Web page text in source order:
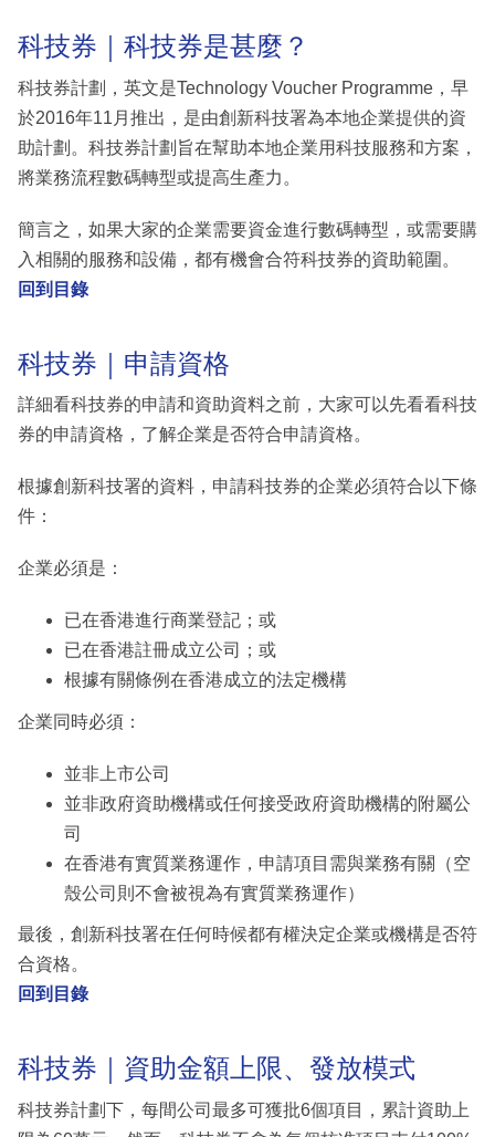
科技券｜科技券是甚麼？
科技券計劃，英文是Technology Voucher Programme，早
於2016年11月推出，是由創新科技署為本地企業提供的資
助計劃。科技券計劃旨在幫助本地企業用科技服務和方案，
將業務流程數碼轉型或提高生產力。
簡言之，如果大家的企業需要資金進行數碼轉型，或需要購
入相關的服務和設備，都有機會合符科技券的資助範圍。
回到目錄
科技券｜申請資格
詳細看科技券的申請和資助資料之前，大家可以先看看科技
券的申請資格，了解企業是否符合申請資格。
根據創新科技署的資料，申請科技券的企業必須符合以下條
件：
企業必須是：
已在香港進行商業登記；或
已在香港註冊成立公司；或
根據有關條例在香港成立的法定機構
企業同時必須：
並非上市公司
並非政府資助機構或任何接受政府資助機構的附屬公
司
在香港有實質業務運作，申請項目需與業務有關（空
殼公司則不會被視為有實質業務運作）
最後，創新科技署在任何時候都有權決定企業或機構是否符
合資格。
回到目錄
科技券｜資助金額上限、發放模式
科技券計劃下，每間公司最多可獲批6個項目，累計資助上